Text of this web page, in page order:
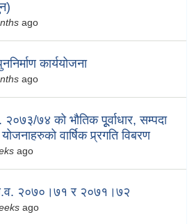
ago
कार्ययोजना
ago
७४ को भौतिक पूूर्वाधार, सम्पदा
वार्षिक प्र्रगति विबरण
ago
आ.व. २०७०।७१ र २०७१।७२
ago